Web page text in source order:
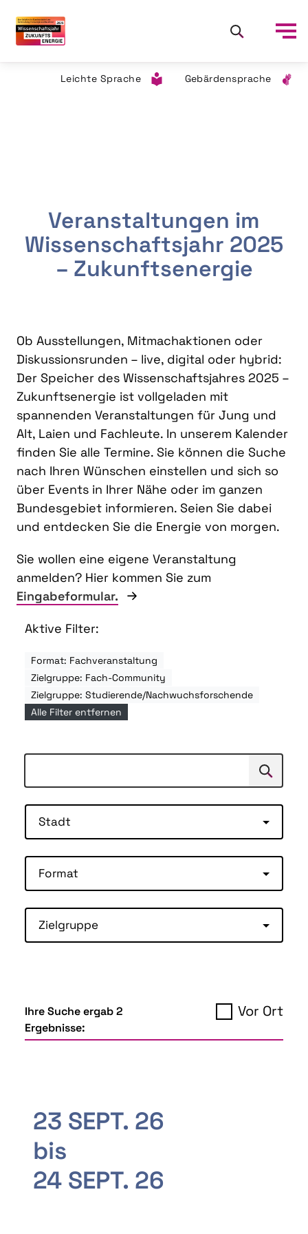
Leichte Sprache Gebärdensprache
Veranstaltungen im
Wissenschaftsjahr 2025
– Zukunftsenergie
Ob Ausstellungen, Mitmachaktionen oder
Diskussionsrunden – live, digital oder hybrid:
Der Speicher des Wissenschaftsjahres 2025 –
Zukunftsenergie ist vollgeladen mit
spannenden Veranstaltungen für Jung und
Alt, Laien und Fachleute. In unserem Kalender
finden Sie alle Termine. Sie können die Suche
nach Ihren Wünschen einstellen und sich so
über Events in Ihrer Nähe oder im ganzen
Bundesgebiet informieren. Seien Sie dabei
und entdecken Sie die Energie von morgen.
Sie wollen eine eigene Veranstaltung
anmelden? Hier kommen Sie zum
Eingabeformular.
Aktive Filter:
Format: Fachveranstaltung
Zielgruppe: Fach-Community
Zielgruppe: Studierende/Nachwuchsforschende
Alle Filter entfernen
Suchen
Stadt
Format
Zielgruppe
Ihre Suche ergab 2
Ergebnisse:
Vor Ort
23 SEPT. 26
bis
24 SEPT. 26